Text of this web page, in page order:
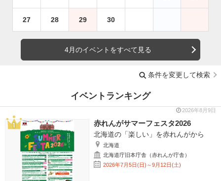
27 28 29 30
4月のイベントをすべて見る
条件を変更して検索
イベントランキング
2026年8月9日
赤れんがサマーフェスタ2026
北海道の「楽しい」を赤れんがから
北海道
北海道庁旧本庁舎（赤れんが庁舎）
2026年7月5日(日)～9月12日(土)